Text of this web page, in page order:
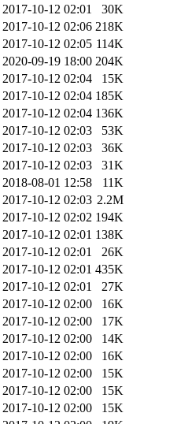
2017-10-12 02:01
30K
2017-10-12 02:06 218K
2017-10-12 02:05 114K
2020-09-19 18:00 204K
2017-10-12 02:04
15K
2017-10-12 02:04 185K
2017-10-12 02:04 136K
2017-10-12 02:03
53K
2017-10-12 02:03
36K
2017-10-12 02:03
31K
2018-08-01 12:58
11K
2017-10-12 02:03 2.2M
2017-10-12 02:02 194K
2017-10-12 02:01 138K
2017-10-12 02:01
26K
2017-10-12 02:01 435K
2017-10-12 02:01
27K
2017-10-12 02:00
16K
2017-10-12 02:00
17K
2017-10-12 02:00
14K
2017-10-12 02:00
16K
2017-10-12 02:00
15K
2017-10-12 02:00
15K
2017-10-12 02:00
15K